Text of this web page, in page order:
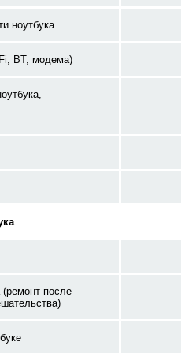
ноутбука
BT, модема)
(ремонт после